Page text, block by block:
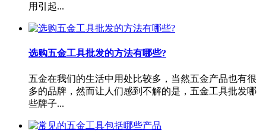
用引起...
选购五金工具批发的方法有哪些?
五金在我们的生活中用处比较多，当然五金产品也有很
多的品牌，然而让人们感到不解的是，五金工具批发哪
些牌子...